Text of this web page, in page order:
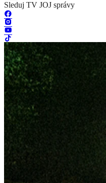
Sleduj TV JOJ správy